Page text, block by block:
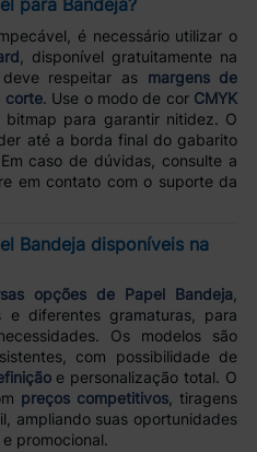
é necessário utilizar o
, disponível gratuitamente na
respeitar as margens de
corte. Use o modo de cor CMYK
bitmap para garantir nitidez. O
até a borda final do gabarito
caso de dúvidas, consulte a
em contato com o suporte da
Bandeja disponíveis na
opções de Papel Bandeja
e diferentes gramaturas, para
Os modelos são
com possibilidade de
e personalização total. O
preços competitivos, tiragens
ampliando suas oportunidades
promocional.